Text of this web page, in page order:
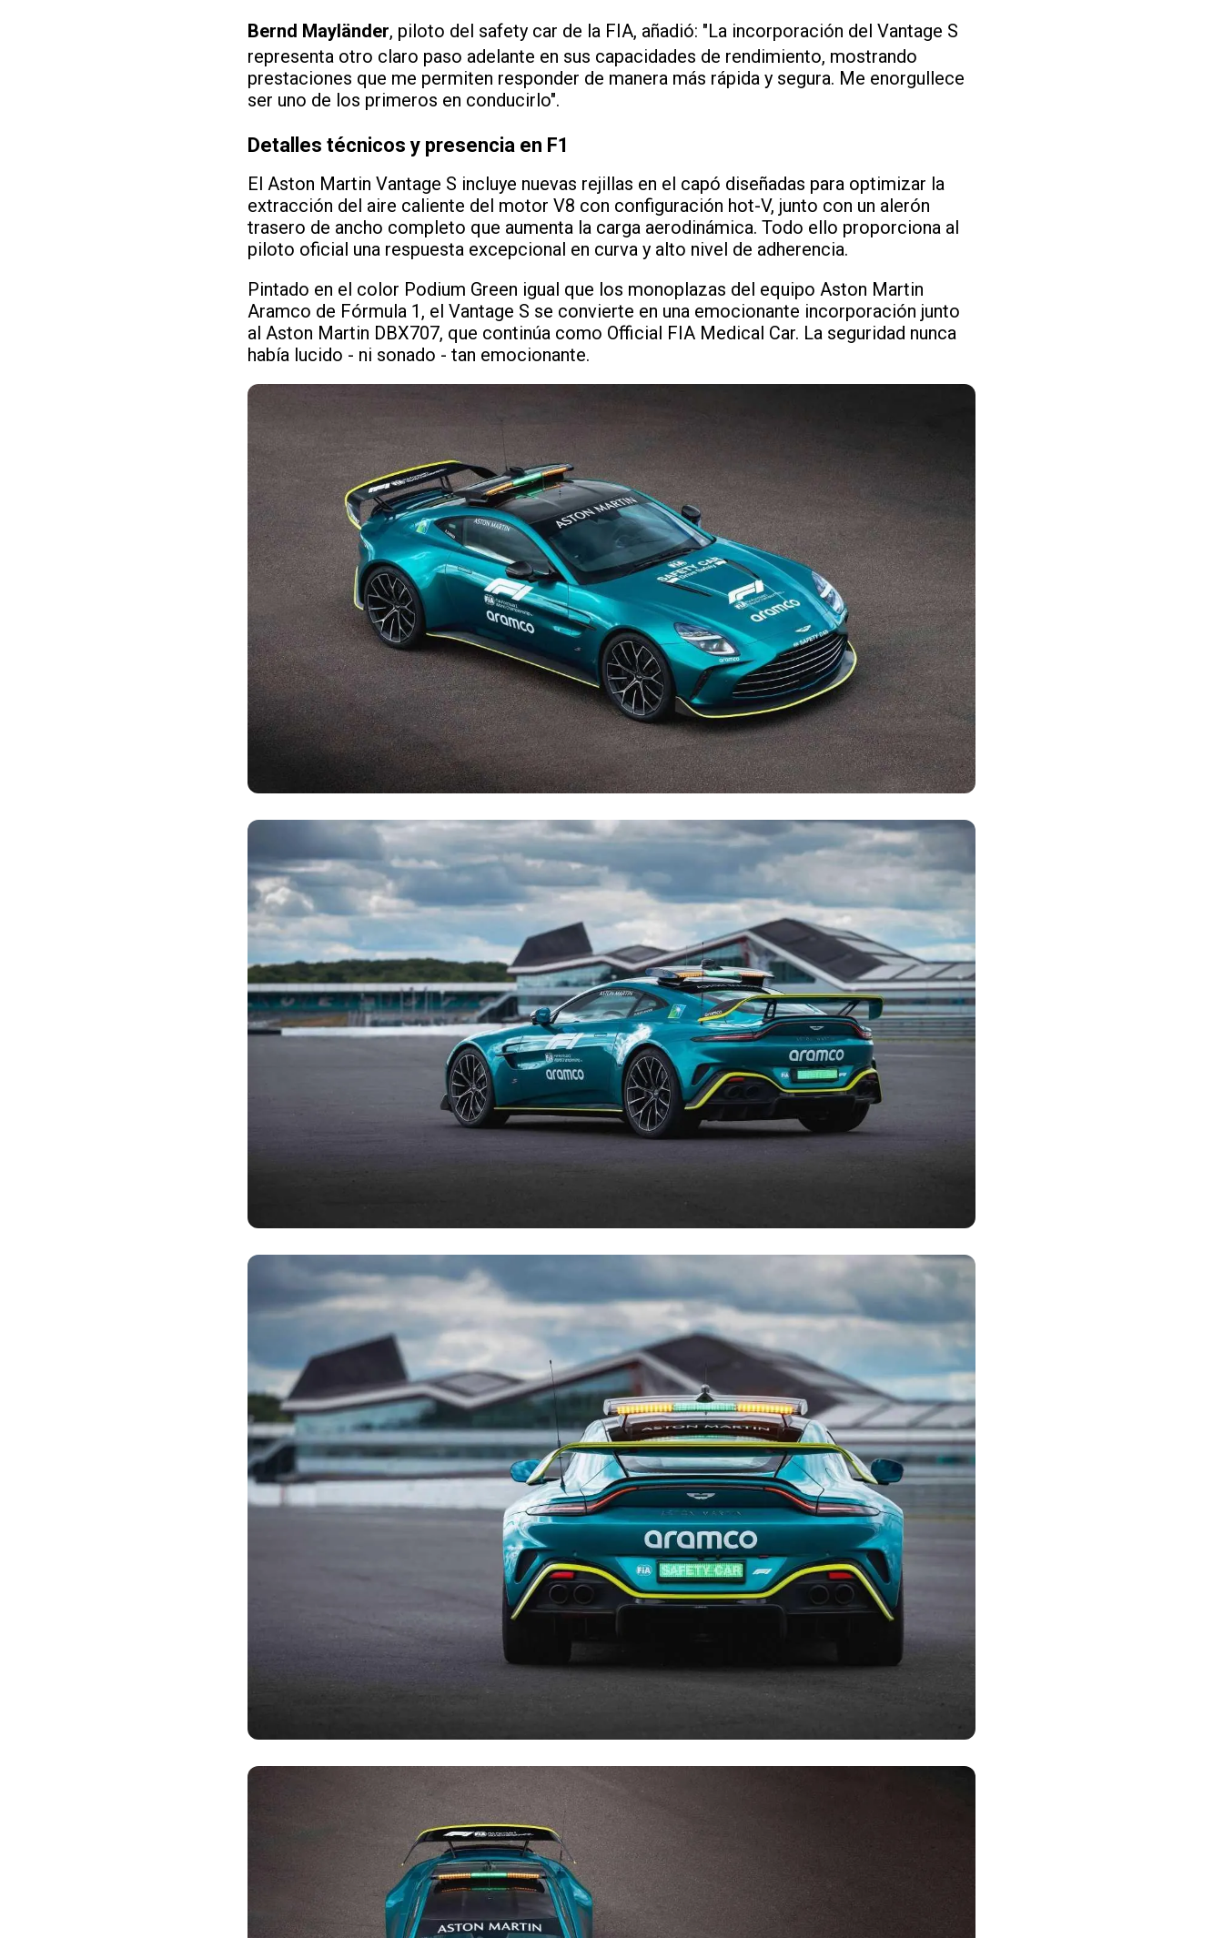
Bernd Mayländer, piloto del safety car de la FIA, añadió: "La incorporación del Vantage S
representa otro claro paso adelante en sus capacidades de rendimiento, mostrando
prestaciones que me permiten responder de manera más rápida y segura. Me enorgullece
ser uno de los primeros en conducirlo".
Detalles técnicos y presencia en F1
El Aston Martin Vantage S incluye nuevas rejillas en el capó diseñadas para optimizar la
extracción del aire caliente del motor V8 con configuración hot-V, junto con un alerón
trasero de ancho completo que aumenta la carga aerodinámica. Todo ello proporciona al
piloto oficial una respuesta excepcional en curva y alto nivel de adherencia.
Pintado en el color Podium Green igual que los monoplazas del equipo Aston Martin
Aramco de Fórmula 1, el Vantage S se convierte en una emocionante incorporación junto
al Aston Martin DBX707, que continúa como Official FIA Medical Car. La seguridad nunca
había lucido - ni sonado - tan emocionante.